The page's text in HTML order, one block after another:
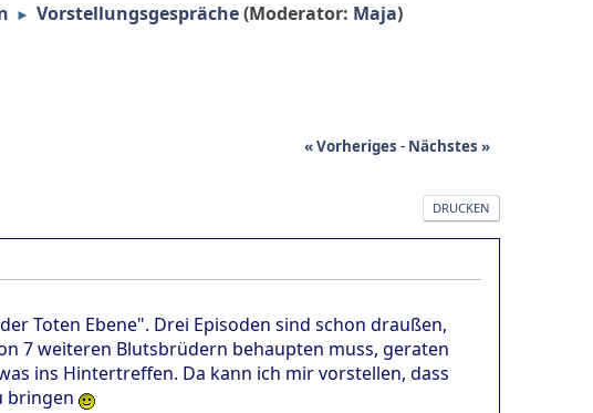
► Vorstellungsgespräche(Moderator: Maja)
« Vorheriges - Nächstes »
DRUCKEN
Toten Ebene". Drei Episoden sind schon draußen,
7 weiteren Blutsbrüdern behaupten muss, geraten
ins Hintertreffen. Da kann ich mir vorstellen, dass
bringen